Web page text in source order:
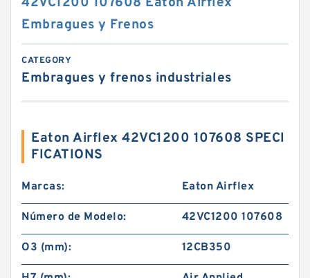
Embragues y Frenos
CATEGORY
Embragues y frenos industriales
Eaton Airflex 42VC1200 107608 SPECI
FICATIONS
Marcas: Eaton Airflex
Número de Modelo: 42VC1200 107608
O3 (mm): 12CB350